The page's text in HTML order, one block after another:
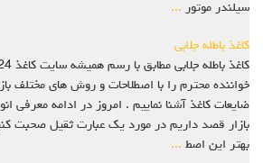
سیلندر موتور ...
کاغذ باطله جلابی
خواننده محترم را با اصطلاحات و روش های مختلف
ضایعات کاغذ آشنا نماییم . امروز در ادامه معرفی
بازار قصد داریم در مورد یک عبارت ثقیل صحبت
بهتر این اصط ...